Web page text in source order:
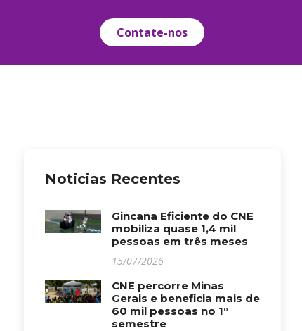
Contate-nos
Noticias Recentes
Gincana Eficiente do CNE
mobiliza quase 1,4 mil
pessoas em três meses
15/07/2026
CNE percorre Minas
Gerais e beneficia mais de
60 mil pessoas no 1°
semestre